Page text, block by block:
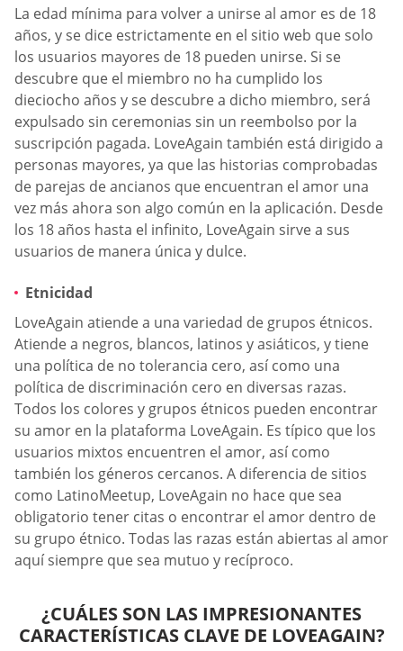
La edad mínima para volver a unirse al amor es de 18
años, y se dice estrictamente en el sitio web que solo
los usuarios mayores de 18 pueden unirse. Si se
descubre que el miembro no ha cumplido los
dieciocho años y se descubre a dicho miembro, será
expulsado sin ceremonias sin un reembolso por la
suscripción pagada. LoveAgain también está dirigido a
personas mayores, ya que las historias comprobadas
de parejas de ancianos que encuentran el amor una
vez más ahora son algo común en la aplicación. Desde
los 18 años hasta el infinito, LoveAgain sirve a sus
usuarios de manera única y dulce.
Etnicidad
LoveAgain atiende a una variedad de grupos étnicos.
Atiende a negros, blancos, latinos y asiáticos, y tiene
una política de no tolerancia cero, así como una
política de discriminación cero en diversas razas.
Todos los colores y grupos étnicos pueden encontrar
su amor en la plataforma LoveAgain. Es típico que los
usuarios mixtos encuentren el amor, así como
también los géneros cercanos. A diferencia de sitios
como LatinoMeetup, LoveAgain no hace que sea
obligatorio tener citas o encontrar el amor dentro de
su grupo étnico. Todas las razas están abiertas al amor
aquí siempre que sea mutuo y recíproco.
¿CUÁLES SON LAS IMPRESIONANTES
CARACTERÍSTICAS CLAVE DE LOVEAGAIN?